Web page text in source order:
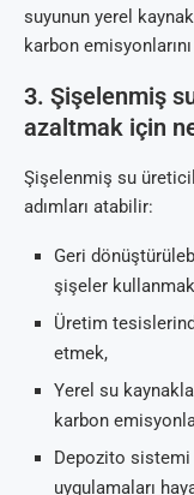
suyunun yerel
karbon
3. Şişelenmiş
azaltmak için
Şişelenmiş su
adımları atabilir:
Geri
şişeler
Üretim
etmek,
Yerel su
karbon
Depozito
uygulamaları